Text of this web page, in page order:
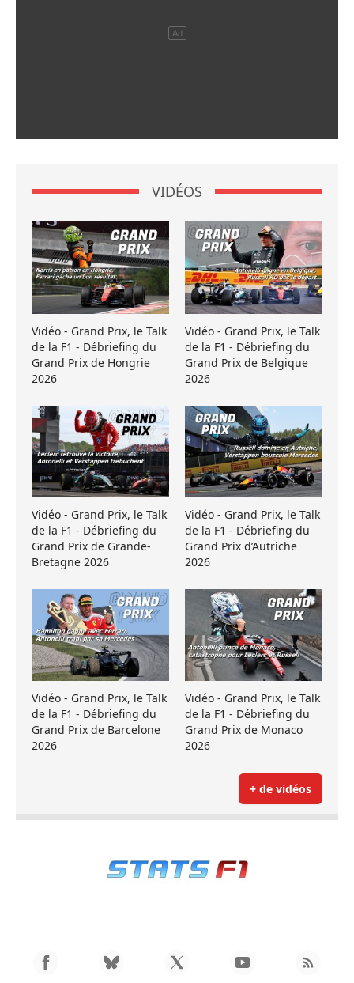
VIDÉOS
Vidéo - Grand Prix, le Talk
de la F1 - Débriefing du
Grand Prix de Hongrie
2026
Vidéo - Grand Prix, le Talk
de la F1 - Débriefing du
Grand Prix de Belgique
2026
Vidéo - Grand Prix, le Talk
de la F1 - Débriefing du
Grand Prix de Grande-
Bretagne 2026
Vidéo - Grand Prix, le Talk
de la F1 - Débriefing du
Grand Prix d’Autriche
2026
Vidéo - Grand Prix, le Talk
de la F1 - Débriefing du
Grand Prix de Barcelone
2026
Vidéo - Grand Prix, le Talk
de la F1 - Débriefing du
Grand Prix de Monaco
2026
+ de vidéos